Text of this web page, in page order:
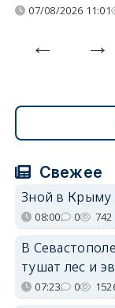
07/08/2026 11:01
Свежее
Зной в Крыму
08:00 0 742
В
тушат лес и
07:23 0